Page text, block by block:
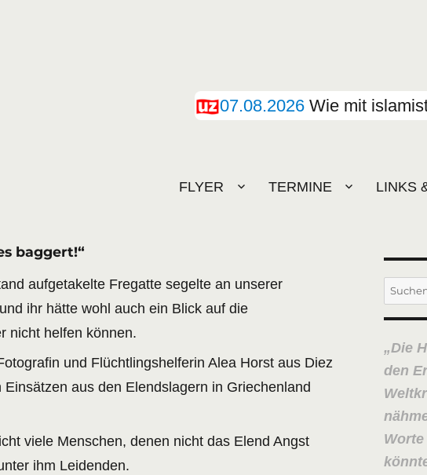
07.08.2026Wie mit
FLYER TERMINE LINKS
baggert!“
aufgetakelte Fregatte segelte an unserer
ihr hätte wohl auch ein Blick auf die
nicht helfen können.
und Flüchtlingshelferin Alea Horst aus Diez
aus den Elendslagern in Griechenland
viele Menschen, denen nicht das Elend Angst
ihm Leidenden.
Suchen
Die
den